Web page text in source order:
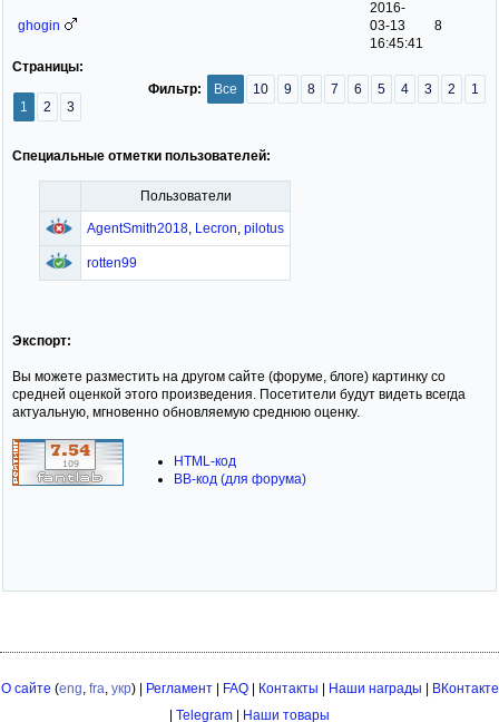
ghogin
2016-
03-13
16:45:41
8
Все 10 9 8 7 6 5 4 3 2 1
Фильтр:
Страницы:
1 2 3
Специальные отметки пользователей:
Пользователи
AgentSmith2018 Lecron pilotus
rotten99
Экспорт:
Вы можете разместить на другом сайте (форуме, блоге) картинку со
средней оценкой этого произведения. Посетители будут видеть всегда
актуальную, мгновенно обновляемую среднюю оценку.
HTML-код
BB-код (для форума)
О сайте (eng fra укр) | Регламент| FAQ| Контакты | Наши награды | ВКонтакте
| Telegram | Наши товары